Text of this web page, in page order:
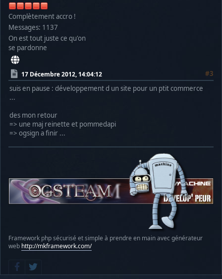
Complètement accro !
Messages: 1137
On est tout juste ce qu'on
se pardonne
17 Décembre 2012, 14:04:12
#3
suis en pause : développement d un site pour un ptit commerce
...
des mon retour
=> une maj reinette et pommedapi
=> ogsign a finir ...
Framework php sécurisé et simple à prendre en main avec générateur
web http://mkframework.com/